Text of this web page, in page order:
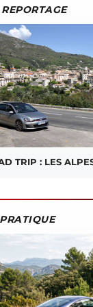
TRIP : LES